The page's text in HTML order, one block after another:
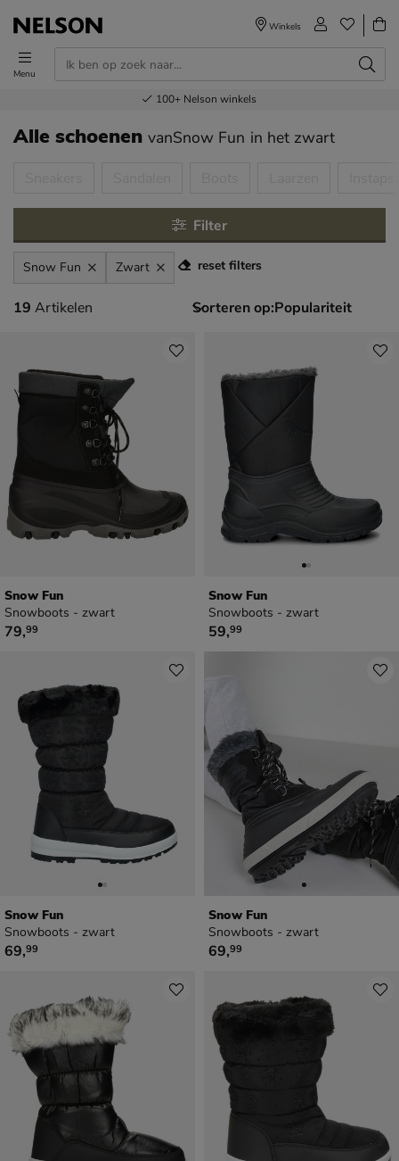
Menu
Winkels
Voor 23.00u besteld,volgende dag in huis
Gratisverzending en retour
Bestel nu,betaal later
100+ Nelson winkels
Alle schoenen vanSnow Fun in het zwart
Filter
Snow Fun Zwart reset filters
19 artikelen
19 Artikelen Sorteren op:
Snow Fun
Snowboots - zwart
€ 79,99
79,99
Snow Fun
Snowboots - zwart
€ 59,99
59,99
Snow Fun
Snowboots - zwart
€ 69,99
69,99
Snow Fun
Snowboots - zwart
€ 69,99
69,99